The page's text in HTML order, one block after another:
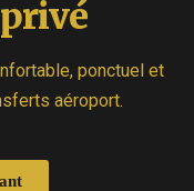
ponctuel et
aéroport.